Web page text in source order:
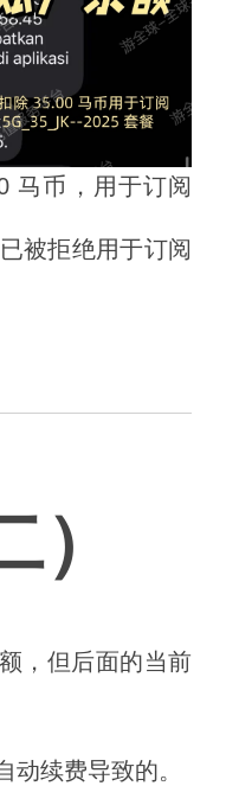
马币，用于订阅
被拒绝用于订阅
，但后面的当前
动续费导致的。